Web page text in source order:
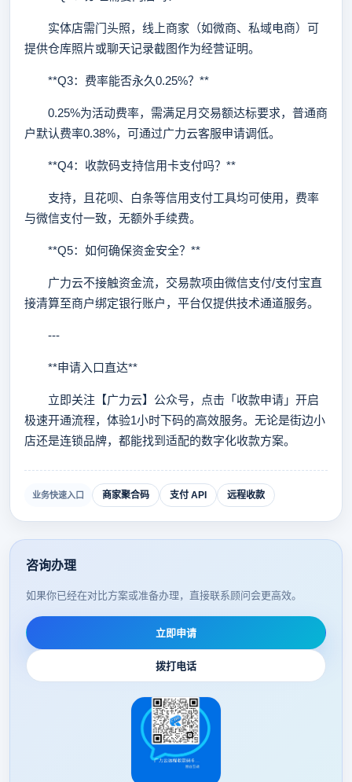
实体店需门头照，线上商家（如微商、私域电商）可
提供仓库照片或聊天记录截图作为经营证明。
**Q3：费率能否永久0.25%？**
0.25%为活动费率，需满足月交易额达标要求，普通商
户默认费率0.38%，可通过广力云客服申请调低。
**Q4：收款码支持信用卡支付吗？**
支持，且花呗、白条等信用支付工具均可使用，费率
与微信支付一致，无额外手续费。
**Q5：如何确保资金安全？**
广力云不接触资金流，交易款项由微信支付/支付宝直
接清算至商户绑定银行账户，平台仅提供技术通道服务。
---
**申请入口直达**
立即关注【广力云】公众号，点击「收款申请」开启
极速开通流程，体验1小时下码的高效服务。无论是街边小
店还是连锁品牌，都能找到适配的数字化收款方案。
业务快速入口 商家聚合码 支付 API 远程收款
咨询办理
如果你已经在对比方案或准备办理，直接联系顾问会更高效。
立即申请
拨打电话